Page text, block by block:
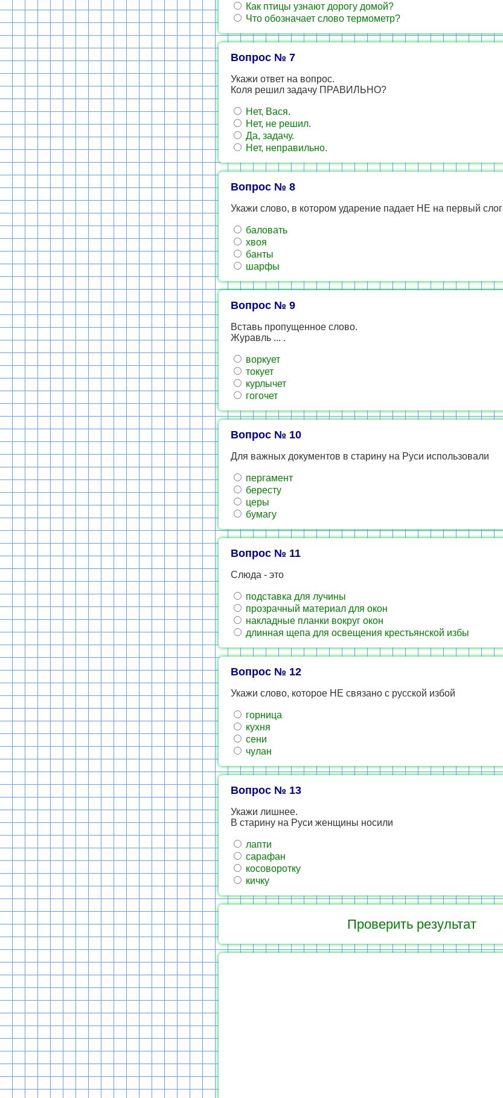
Как птицы узнают дорогу домой?
Что обозначает слово термометр?
Вопрос № 7
Укажи ответ на вопрос.
Коля решил задачу ПРАВИЛЬНО?
Нет, Вася.
Нет, не решил.
Да, задачу.
Нет, неправильно.
Вопрос № 8
Укажи слово, в котором ударение падает НЕ на первый слог
баловать
хвоя
банты
шарфы
Вопрос № 9
Вставь пропущенное слово.
Журавль ... .
воркует
токует
курлычет
гогочет
Вопрос № 10
Для важных документов в старину на Руси использовали
пергамент
бересту
церы
бумагу
Вопрос № 11
Слюда - это
подставка для лучины
прозрачный материал для окон
накладные планки вокруг окон
длинная щепа для освещения крестьянской избы
Вопрос № 12
Укажи слово, которое НЕ связано с русской избой
горница
кухня
сени
чулан
Вопрос № 13
Укажи лишнее.
В старину на Руси женщины носили
лапти
сарафан
косоворотку
кичку